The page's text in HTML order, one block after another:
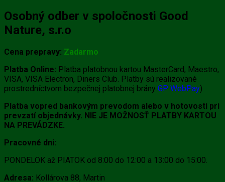
Osobný odber v spoločnosti Good
Nature, s.r.o
Cena prepravy: Zadarmo
Platba Online: Platba platobnou kartou MasterCard, Maestro,
VISA, VISA Electron, Diners Club. Platby sú realizované
prostredníctvom bezpečnej platobnej brány GP WebPay)
Platba vopred bankovým prevodom alebo v hotovosti pri
prevzatí objednávky. NIE JE MOŽNOSŤ PLATBY KARTOU
NA PREVÁDZKE.
Pracovné dni:
PONDELOK až PIATOK od 8:00 do 12:00 a 13:00 do 15:00.
Adresa: Kollárova 88, Martin